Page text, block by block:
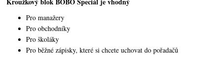
Pro manažery
Pro obchodníky
Pro školáky
Pro běžné zápisky, které si chcete uchovat do pořadačů